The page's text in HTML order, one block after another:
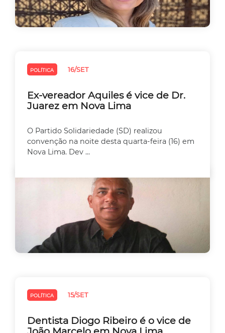
POLÍTICA 16/SET
Ex-vereador Aquiles é vice de Dr.
Juarez em Nova Lima
O Partido Solidariedade (SD) realizou
convenção na noite desta quarta-feira (16) em
Nova Lima. Dev ...
POLÍTICA 15/SET
Dentista Diogo Ribeiro é o vice de